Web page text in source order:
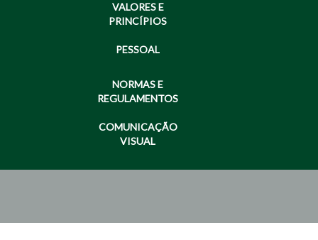
VALORES E
PRINCÍPIOS
PESSOAL
NORMAS E
REGULAMENTOS
COMUNICAÇÃO
VISUAL